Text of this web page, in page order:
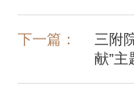
下一篇：
三附
献”主